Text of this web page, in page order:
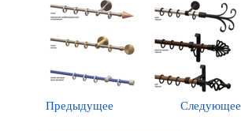
Предыдущее Следующее